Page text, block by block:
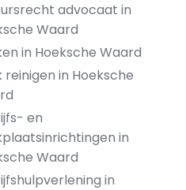
advocaat in
Waard
in Hoeksche Waard
reinigen in Hoeksche
en
in
Waard
in